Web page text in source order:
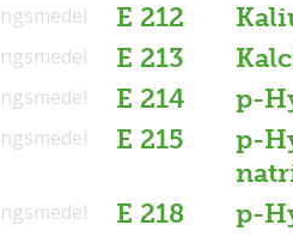
E 212
E 213
E 214 p-
E 215
p-
E 218 p-